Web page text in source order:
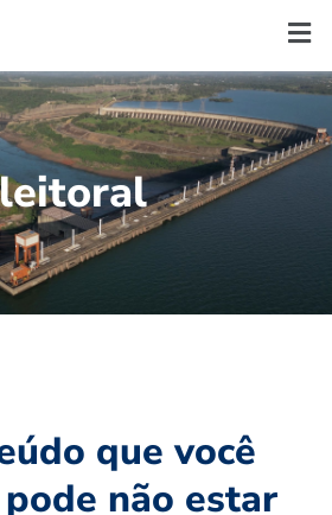
leitoral
que você
não estar